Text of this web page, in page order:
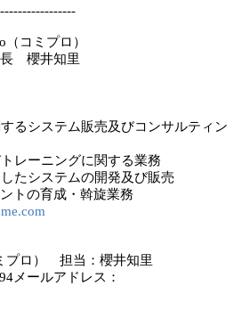
コミプロ）
長 櫻井知里
るシステム販売及びコンサルティン
レーニングに関する業務
たシステムの開発及び販売
トの育成・斡旋業務
プロ） 担当：櫻井知里
メールアドレス：